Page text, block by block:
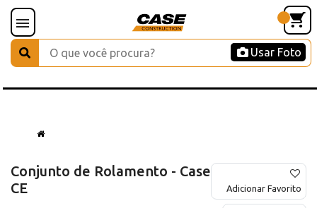
Usar Foto
Conjunto de Rolamento - Case
CE
Adicionar Favorito